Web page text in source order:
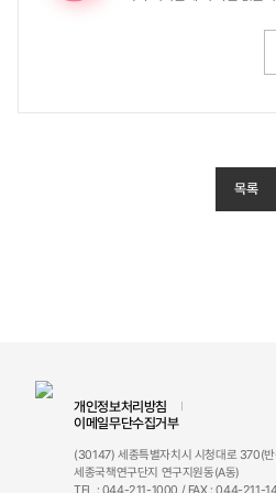
목록
개인정보처리방침
이메일무단수집거부
(30147) 세종특별자치시 시청대로 370(
세종국책연구단지 연구지원동(A동)
TEL : 044-211-1000 / FAX : 044-211-